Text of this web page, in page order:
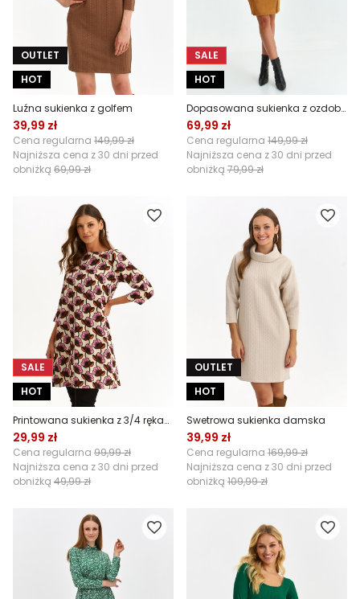
OUTLET
HOT
Luźna sukienka z golfem
39,99 zł
Cena regularna 149,99 zł
Najniższa cena z 30 dni przed
obniżką 69,99 zł
SALE
HOT
Dopasowana sukienka z ozdobnym rozcięciem
69,99 zł
Cena regularna 149,99 zł
Najniższa cena z 30 dni przed
obniżką 79,99 zł
SALE
HOT
Printowana sukienka z 3/4 rękawem
29,99 zł
Cena regularna 99,99 zł
Najniższa cena z 30 dni przed
obniżką 49,99 zł
OUTLET
HOT
Swetrowa sukienka damska
39,99 zł
Cena regularna 169,99 zł
Najniższa cena z 30 dni przed
obniżką 109,99 zł